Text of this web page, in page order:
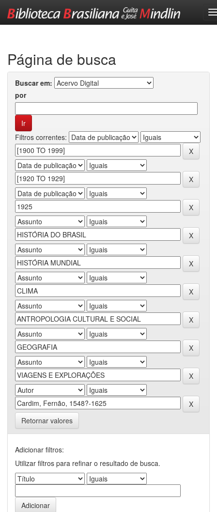
Página de busca
Buscar em:
por
Filtros correntes:
Retornar valores
Adicionar filtros:
Utilizar filtros para refinar o resultado de busca.